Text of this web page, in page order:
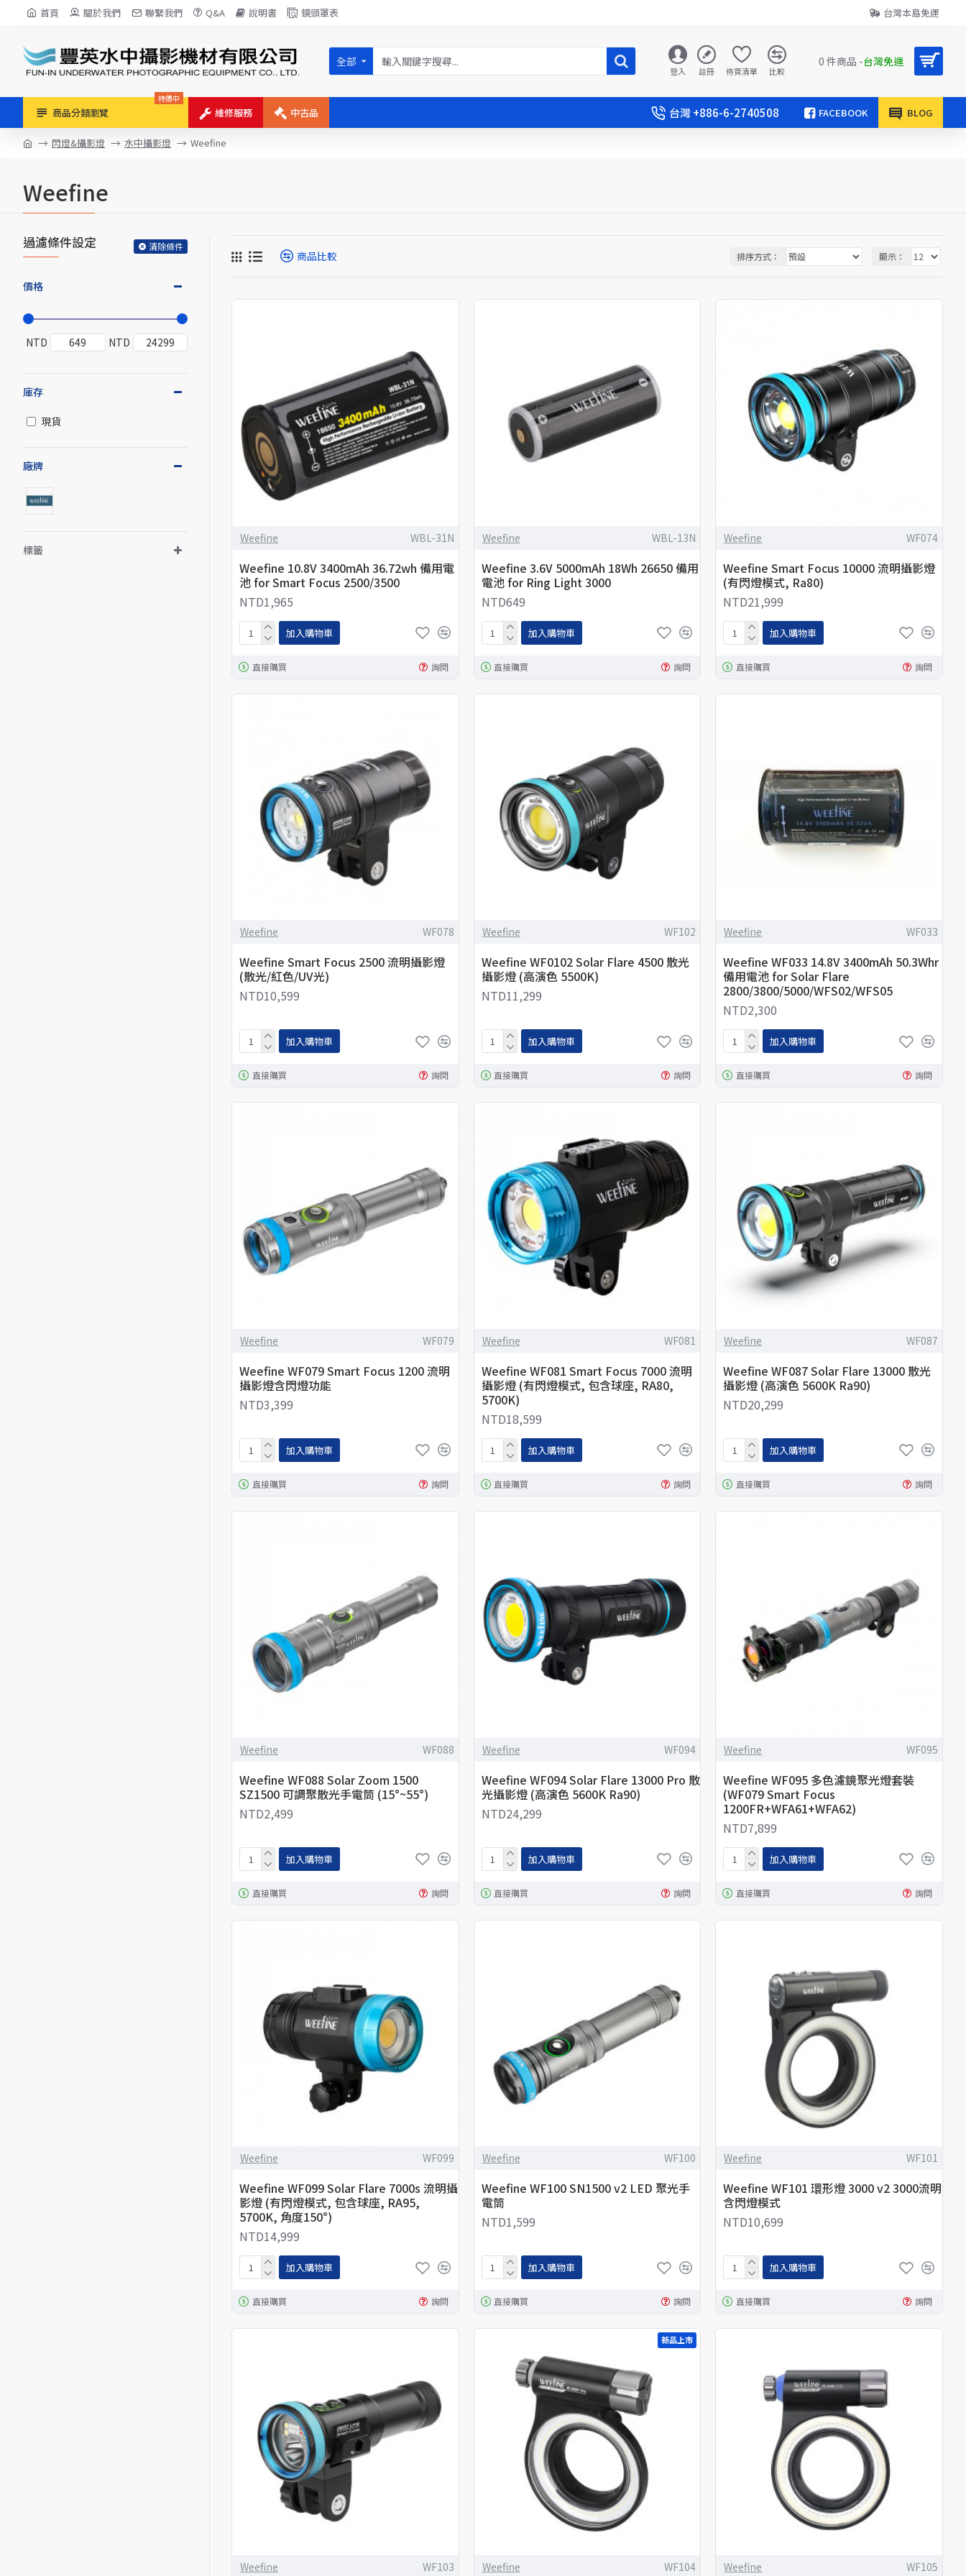
首頁 關於我們 聯繫我們 Q&A 說明書 鏡頭罩表 台灣本島免運
全部
登入 註冊 待買清單 比較
0 件商品 -台灣免運
商品分類瀏覽
特價中
維修服務 中古品 台灣 +886-6-2740508 FACEBOOK BLOG
閃燈&攝影燈 水中攝影燈 Weefine
Weefine
過濾條件設定 清除條件
價格
NTD NTD
廠牌
標籤
庫存
現貨
商品比較 排序方式： 顯示：
Weefine WBL-31N
Weefine 10.8V 3400mAh 36.72wh 備用電
池 for Smart Focus 2500/3500
NTD1,965
加入購物車
直接購買 詢問
Weefine WBL-13N
Weefine 3.6V 5000mAh 18Wh 26650 備用
電池 for Ring Light 3000
NTD649
加入購物車
直接購買 詢問
Weefine WF074
Weefine Smart Focus 10000 流明攝影燈
(有閃燈模式, Ra80)
NTD21,999
加入購物車
直接購買 詢問
Weefine WF078
Weefine Smart Focus 2500 流明攝影燈
(散光/紅色/UV光)
NTD10,599
加入購物車
直接購買 詢問
Weefine WF102
Weefine WF0102 Solar Flare 4500 散光
攝影燈 (高演色 5500K)
NTD11,299
加入購物車
直接購買 詢問
Weefine WF033
Weefine WF033 14.8V 3400mAh 50.3Whr
備用電池 for Solar Flare
2800/3800/5000/WFS02/WFS05
NTD2,300
加入購物車
直接購買 詢問
Weefine WF079
Weefine WF079 Smart Focus 1200 流明
攝影燈含閃燈功能
NTD3,399
加入購物車
直接購買 詢問
Weefine WF081
Weefine WF081 Smart Focus 7000 流明
攝影燈 (有閃燈模式, 包含球座, RA80,
5700K)
NTD18,599
加入購物車
直接購買 詢問
Weefine WF087
Weefine WF087 Solar Flare 13000 散光
攝影燈 (高演色 5600K Ra90)
NTD20,299
加入購物車
直接購買 詢問
Weefine WF088
Weefine WF088 Solar Zoom 1500
SZ1500 可調聚散光手電筒 (15°~55°)
NTD2,499
加入購物車
直接購買 詢問
Weefine WF094
Weefine WF094 Solar Flare 13000 Pro 散
光攝影燈 (高演色 5600K Ra90)
NTD24,299
加入購物車
直接購買 詢問
Weefine WF095
Weefine WF095 多色濾鏡聚光燈套裝
(WF079 Smart Focus
1200FR+WFA61+WFA62)
NTD7,899
加入購物車
直接購買 詢問
Weefine WF099
Weefine WF099 Solar Flare 7000s 流明攝
影燈 (有閃燈模式, 包含球座, RA95,
5700K, 角度150°)
NTD14,999
加入購物車
直接購買 詢問
Weefine WF100
Weefine WF100 SN1500 v2 LED 聚光手
電筒
NTD1,599
加入購物車
直接購買 詢問
Weefine WF101
Weefine WF101 環形燈 3000 v2 3000流明
含閃燈模式
NTD10,699
加入購物車
直接購買 詢問
Weefine WF103
新品上市
Weefine WF104 Weefine WF105